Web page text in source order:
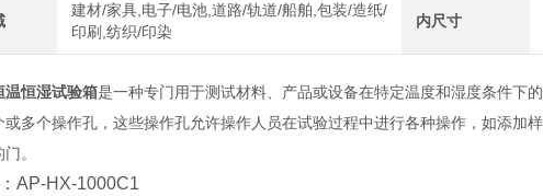
建材/家具,电子/电池,道路/轨道/船舶,包装/造纸/
印刷,纺织/印染
内尺寸
温恒湿试验箱是一种专门用于测试材料、产品或设备在特定温度和湿度条件下
或多个操作孔，这些操作孔允许操作人员在试验过程中进行各种操作，如添加
。
AP-HX-1000C1